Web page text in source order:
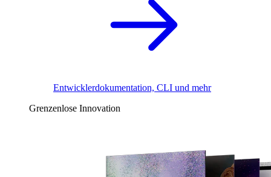
Entwicklerdokumentation, CLI und mehr
Grenzenlose Innovation